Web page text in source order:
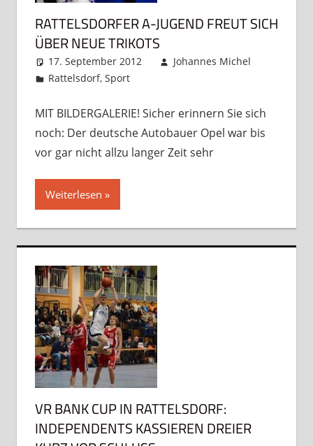
RATTELSDORFER A-JUGEND FREUT SICH
ÜBER NEUE TRIKOTS
17. September 2012
Johannes Michel
Rattelsdorf,Sport
MIT BILDERGALERIE! Sicher erinnern Sie sich
noch: Der deutsche Autobauer Opel war bis
vor gar nicht allzu langer Zeit sehr
Weiterlesen
VR BANK CUP IN RATTELSDORF:
INDEPENDENTS KASSIEREN DREIER